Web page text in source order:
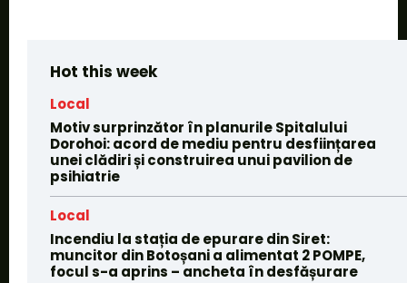
Hot this week
Local
Motiv surprinzător în planurile Spitalului
Dorohoi: acord de mediu pentru desființarea
unei clădiri și construirea unui pavilion de
psihiatrie
Local
Incendiu la stația de epurare din Siret:
muncitor din Botoșani a alimentat 2 POMPE,
focul s-a aprins – ancheta în desfășurare